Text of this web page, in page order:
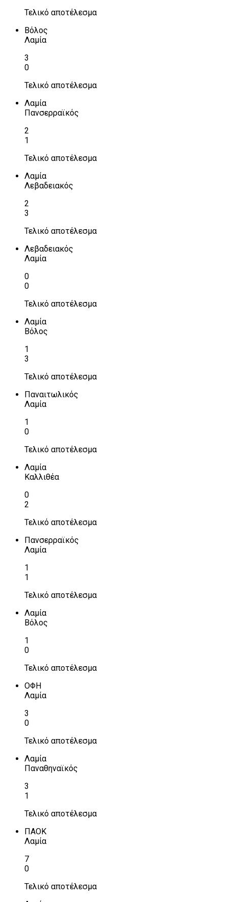
Τελικό αποτέλεσμα
Βόλος
Λαμία
3
0
Τελικό αποτέλεσμα
Λαμία
Πανσερραϊκός
2
1
Τελικό αποτέλεσμα
Λαμία
Λεβαδειακός
2
3
Τελικό αποτέλεσμα
Λεβαδειακός
Λαμία
0
0
Τελικό αποτέλεσμα
Λαμία
Βόλος
1
3
Τελικό αποτέλεσμα
Παναιτωλικός
Λαμία
1
0
Τελικό αποτέλεσμα
Λαμία
Καλλιθέα
0
2
Τελικό αποτέλεσμα
Πανσερραϊκός
Λαμία
1
1
Τελικό αποτέλεσμα
Λαμία
Βόλος
1
0
Τελικό αποτέλεσμα
ΟΦΗ
Λαμία
3
0
Τελικό αποτέλεσμα
Λαμία
Παναθηναϊκός
3
1
Τελικό αποτέλεσμα
ΠΑΟΚ
Λαμία
7
0
Τελικό αποτέλεσμα